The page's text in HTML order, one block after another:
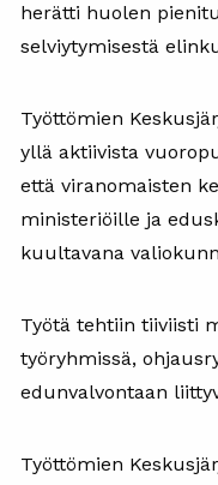
herätti huolen
selviytymisestä
Työttömien
yllä aktiivista
että viranomaisten
ministeriöille ja
kuultavana
Työtä tehtiin tiiviisti
työryhmissä,
edunvalvontaan
Työttömien